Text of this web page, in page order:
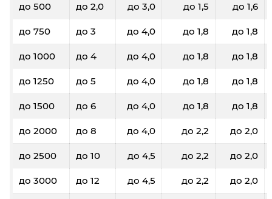
до 500 до 2,0 до 3,0 до 1,5 до 1,6
до 750 до 3 до 4,0 до 1,8 до 1,8
до 1000 до 4 до 4,0 до 1,8 до 1,8
до 1250 до 5 до 4,0 до 1,8 до 1,8
до 1500 до 6 до 4,0 до 1,8 до 1,8
до 2000 до 8 до 4,0 до 2,2 до 2,0
до 2500 до 10 до 4,5 до 2,2 до 2,0
до 3000 до 12 до 4,5 до 2,2 до 2,0